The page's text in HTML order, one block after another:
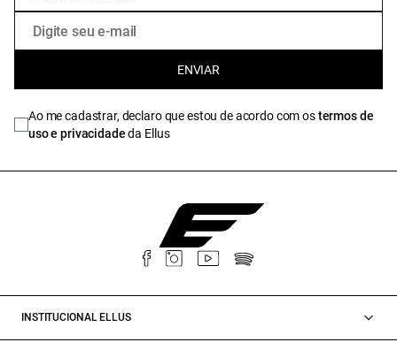
ENVIAR
Ao me cadastrar, declaro que estou de acordo com ostermos de
uso e privacidadeda Ellus
INSTITUCIONAL ELLUS